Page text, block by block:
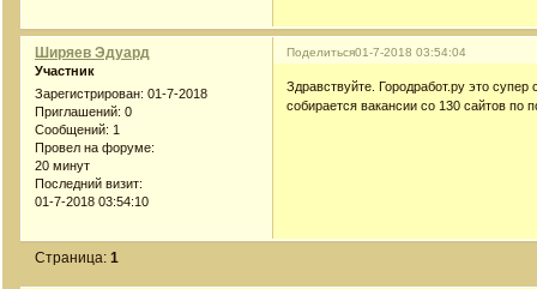
Поделиться01-7-2018 03:54:04
Ширяев Эдуард
Участник
Зарегистрирован: 01-7-2018
Приглашений: 0
Сообщений: 1
Провел на форуме:
20 минут
Последний визит:
01-7-2018 03:54:10
Здравствуйте. Городработ.ру это
собирается вакансии со 130 сайтов
Страница:1